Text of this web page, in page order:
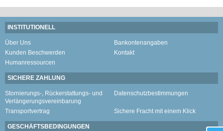
INSTITUTIONELL
Über Uns
Bankontenangaben
Kunden Beschwerden
Kontakt
Humanressourcen
SICHERE ZAHLUNG
Stornierungs-, Rückerstattungs- und
Verlängerungsvereinbarung
Datenschutzbestimmungen
Transportvertrag Sichere Fracht mit einem Klick
GESCHÄFTSBEDINGUNGEN